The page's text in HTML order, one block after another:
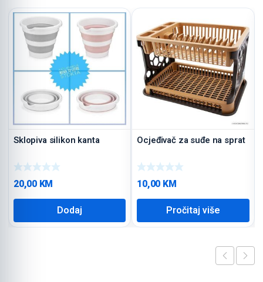
Sklopiva silikon kanta
20,00 KM
Dodaj
Ocjeđivač za suđe na sprat
10,00 KM
Pročitaj više